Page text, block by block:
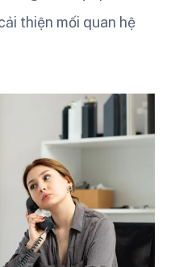
thiện mối quan hệ